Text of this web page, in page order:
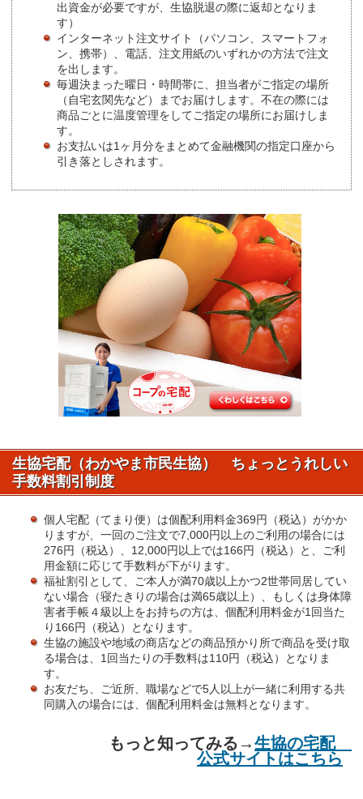
出資金が必要ですが、生協脱退の際に返却となりま
す）
インターネット注文サイト（パソコン、スマートフォ
ン、携帯）、電話、注文用紙のいずれかの方法で注文
を出します。
毎週決まった曜日・時間帯に、担当者がご指定の場所
（自宅玄関先など）までお届けします。不在の際には
商品ごとに温度管理をしてご指定の場所にお届けしま
す。
お支払いは1ヶ月分をまとめて金融機関の指定口座から
引き落としされます。
生協宅配（わかやま市民生協） ちょっとうれしい
手数料割引制度
個人宅配（てまり便）は個配利用料金369円（税込）がかか
りますが、一回のご注文で7,000円以上のご利用の場合には
276円（税込）、12,000円以上では166円（税込）と、ご利
用金額に応じて手数料が下がります。
福祉割引として、ご本人が満70歳以上かつ2世帯同居してい
ない場合（寝たきりの場合は満65歳以上）、もしくは身体障
害者手帳４級以上をお持ちの方は、個配利用料金が1回当た
り166円（税込）となります。
生協の施設や地域の商店などの商品預かり所で商品を受け取
る場合は、1回当たりの手数料は110円（税込）となりま
す。
お友だち、ご近所、職場などで5人以上が一緒に利用する共
同購入の場合には、個配利用料金は無料となります。
もっと知ってみる→生協の宅配
公式サイトはこちら